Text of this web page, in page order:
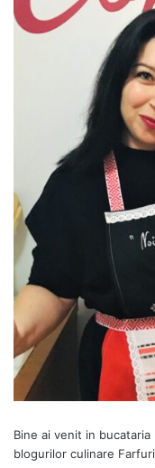
Bine ai venit in
blogurilor culinare